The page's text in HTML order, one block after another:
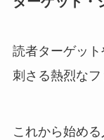
読者ターゲッ
刺さる熱烈なフ
これから始め